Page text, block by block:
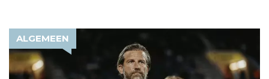
ALGEMEEN